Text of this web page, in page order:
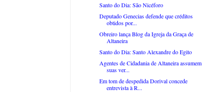
Santo do Dia: São Nicéforo
Deputado Genecias defende que créditos
obtidos por...
Obreiro lança Blog da Igreja da Graça de
Altaneira
Santo do Dia: Santo Alexandre do Egito
Agentes de Cidadania de Altaneira assumem
suas ver...
Em tom de despedida Dorival concede
entrevista à R...